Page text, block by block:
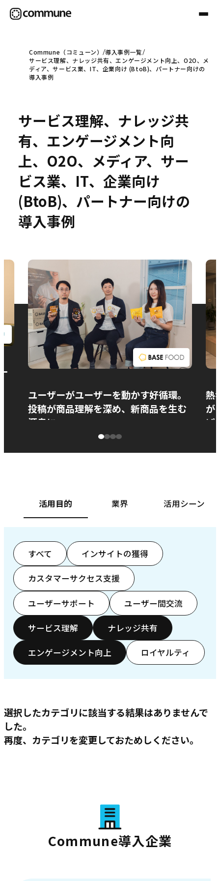
Communeについて
事例
セミナー
お役立ち情報
Commune（コミューン）
導入事例一覧
サービス理解、ナレッジ共有、エンゲージメント向上、O2O、メ
ディア、サービス業、IT、企業向け (BtoB)、パートナー向けの
導入事例
サービス理解、ナレッジ共
有、エンゲージメント向
上、O2O、メディア、サー
ビス業、IT、企業向け
(BtoB)、パートナー向けの
導入事例
ユーザーがユーザーを動かす好循環。
投稿が商品理解を深め、新商品を生む
源泉に
熱
が
ぱ
活用目的 業界 活用シーン
すべて インサイトの獲得
カスタマーサクセス支援
ユーザーサポート ユーザー間交流
サービス理解 ナレッジ共有
エンゲージメント向上 ロイヤルティ
選択したカテゴリに該当する結果はありませんで
した。
再度、カテゴリを変更しておためしください。
Commune導入企業